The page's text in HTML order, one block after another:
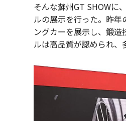
そんな蘇州GT SHOWに
ルの展示を行った。昨
ングカーを展示し、鍛
ルは高品質が認められ、